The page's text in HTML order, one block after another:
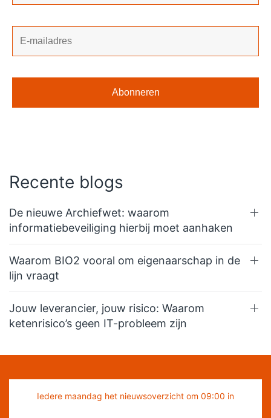
Recente blogs
De nieuwe Archiefwet: waarom
informatiebeveiliging hierbij moet aanhaken
Waarom BIO2 vooral om eigenaarschap in de
lijn vraagt
Jouw leverancier, jouw risico: Waarom
ketenrisico’s geen IT-probleem zijn
Iedere maandag het nieuwsoverzicht om 09:00 in